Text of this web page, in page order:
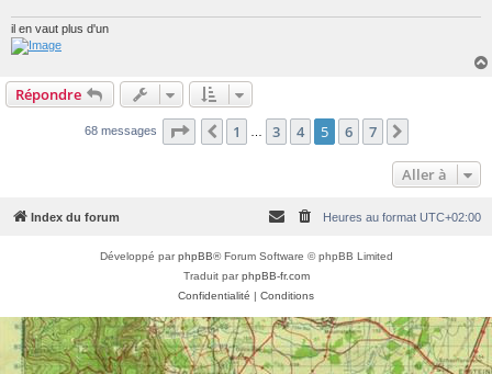
il en vaut plus d'un
Répondre
68 messages Page sur
Précédente
1 3 4 5 6 7
Aller à
Index du forum Heures au format UTC+02:00
Développé parphpBB® Forum Software © phpBB Limited
Traduit parphpBB-fr.com
Confidentialité | Conditions